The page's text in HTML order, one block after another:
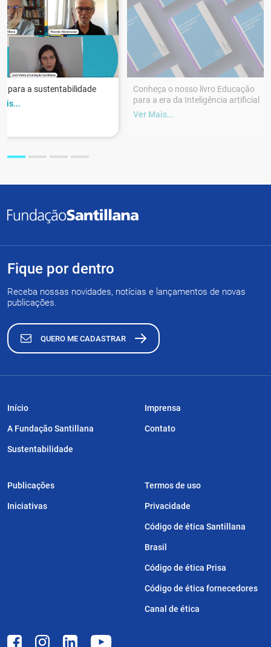
para a sustentabilidade
Conheça o nosso livro Educação
para a era da Inteligência artificial
Ver Mais...
Fique por dentro
Receba nossas novidades, notícias e lançamentos de novas
publicações.
QUERO ME CADASTRAR
Início
A Fundação Santillana
Sustentabilidade
Publicações
Iniciativas
Imprensa
Contato
Termos de uso
Privacidade
Código de ética Santillana
Brasil
Código de ética Prisa
Código de ética fornecedores
Canal de ética